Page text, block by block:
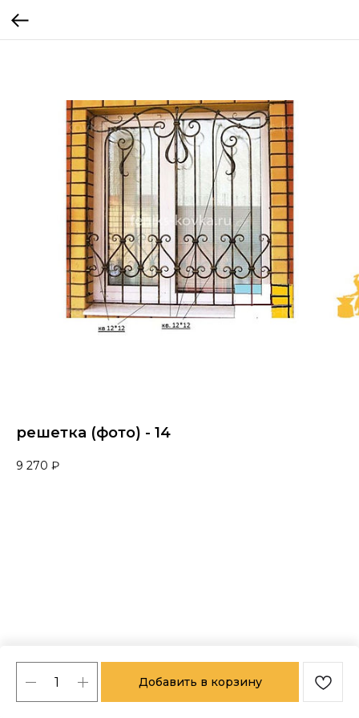
решетка (фото) - 14
9 270 ₽
Добавить в корзину